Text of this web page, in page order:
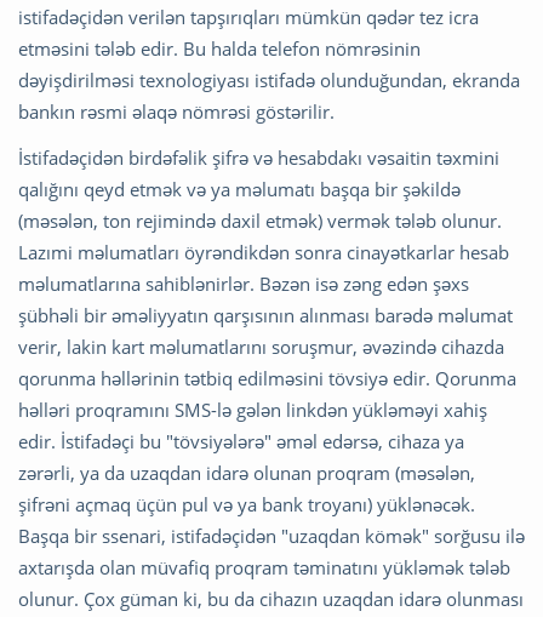
istifadəçidən verilən tapşırıqları mümkün qədər tez icra
etməsini tələb edir. Bu halda telefon nömrəsinin
dəyişdirilməsi texnologiyası istifadə olunduğundan, ekranda
bankın rəsmi əlaqə nömrəsi göstərilir.
İstifadəçidən birdəfəlik şifrə və hesabdakı vəsaitin təxmini
qalığını qeyd etmək və ya məlumatı başqa bir şəkildə
(məsələn, ton rejimində daxil etmək) vermək tələb olunur.
Lazımi məlumatları öyrəndikdən sonra cinayətkarlar hesab
məlumatlarına sahiblənirlər. Bəzən isə zəng edən şəxs
şübhəli bir əməliyyatın qarşısının alınması barədə məlumat
verir, lakin kart məlumatlarını soruşmur, əvəzində cihazda
qorunma həllərinin tətbiq edilməsini tövsiyə edir. Qorunma
həlləri proqramını SMS-lə gələn linkdən yükləməyi xahiş
edir. İstifadəçi bu "tövsiyələrə" əməl edərsə, cihaza ya
zərərli, ya da uzaqdan idarə olunan proqram (məsələn,
şifrəni açmaq üçün pul və ya bank troyanı) yüklənəcək.
Başqa bir ssenari, istifadəçidən "uzaqdan kömək" sorğusu ilə
axtarışda olan müvafiq proqram təminatını yükləmək tələb
olunur. Çox güman ki, bu da cihazın uzaqdan idarə olunması